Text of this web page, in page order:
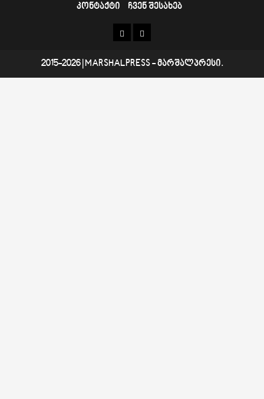
კონტაქტი ჩვენ შესახებ
კონტაქტი
ჩვენ
2015-2026 MARSHALPRESS- მარშალპრესი.